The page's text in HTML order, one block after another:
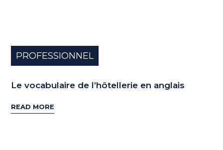
PROFESSIONNEL
Le vocabulaire de l’hôtellerie en anglais
READ MORE